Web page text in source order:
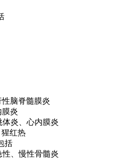
脑脊髓膜炎
膜炎
炎、心内膜炎
红热
括
、慢性骨髓炎